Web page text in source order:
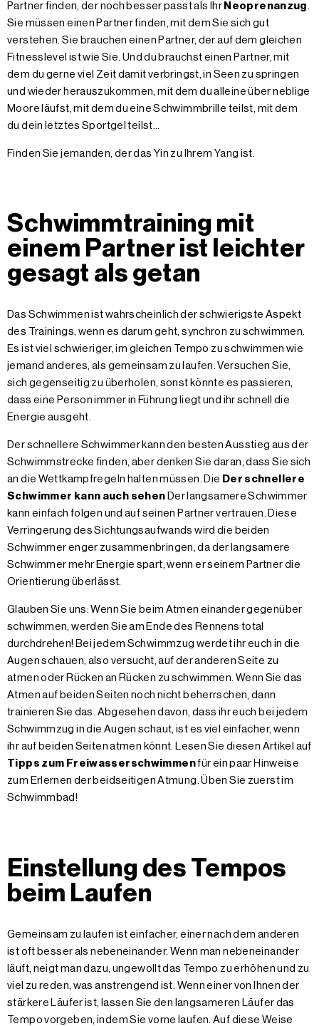
Partner finden, der noch besser passt als Ihr Neoprenanzug.
Sie müssen einen Partner finden, mit dem Sie sich gut
verstehen. Sie brauchen einen Partner, der auf dem gleichen
Fitnesslevel ist wie Sie. Und du brauchst einen Partner, mit
dem du gerne viel Zeit damit verbringst, in Seen zu springen
und wieder herauszukommen, mit dem du alleine über neblige
Moore läufst, mit dem du eine Schwimmbrille teilst, mit dem
du dein letztes Sportgel teilst...
Finden Sie jemanden, der das Yin zu Ihrem Yang ist.
Schwimmtraining mit
einem Partner ist leichter
gesagt als getan
Das Schwimmen ist wahrscheinlich der schwierigste Aspekt
des Trainings, wenn es darum geht, synchron zu schwimmen.
Es ist viel schwieriger, im gleichen Tempo zu schwimmen wie
jemand anderes, als gemeinsam zu laufen. Versuchen Sie,
sich gegenseitig zu überholen, sonst könnte es passieren,
dass eine Person immer in Führung liegt und ihr schnell die
Energie ausgeht.
Der schnellere Schwimmer kann den besten Ausstieg aus der
Schwimmstrecke finden, aber denken Sie daran, dass Sie sich
an die Wettkampfregeln halten müssen. Die Der schnellere
Schwimmer kann auch sehen Der langsamere Schwimmer
kann einfach folgen und auf seinen Partner vertrauen. Diese
Verringerung des Sichtungsaufwands wird die beiden
Schwimmer enger zusammenbringen, da der langsamere
Schwimmer mehr Energie spart, wenn er seinem Partner die
Orientierung überlässt.
Glauben Sie uns: Wenn Sie beim Atmen einander gegenüber
schwimmen, werden Sie am Ende des Rennens total
durchdrehen! Bei jedem Schwimmzug werdet ihr euch in die
Augen schauen, also versucht, auf der anderen Seite zu
atmen oder Rücken an Rücken zu schwimmen. Wenn Sie das
Atmen auf beiden Seiten noch nicht beherrschen, dann
trainieren Sie das. Abgesehen davon, dass ihr euch bei jedem
Schwimmzug in die Augen schaut, ist es viel einfacher, wenn
ihr auf beiden Seiten atmen könnt. Lesen Sie diesen Artikel auf
Tipps zum Freiwasserschwimmenfür ein paar Hinweise
zum Erlernen der beidseitigen Atmung. Üben Sie zuerst im
Schwimmbad!
Einstellung des Tempos
beim Laufen
Gemeinsam zu laufen ist einfacher, einer nach dem anderen
ist oft besser als nebeneinander. Wenn man nebeneinander
läuft, neigt man dazu, ungewollt das Tempo zu erhöhen und zu
viel zu reden, was anstrengend ist. Wenn einer von Ihnen der
stärkere Läufer ist, lassen Sie den langsameren Läufer das
Tempo vorgeben, indem Sie vorne laufen. Auf diese Weise